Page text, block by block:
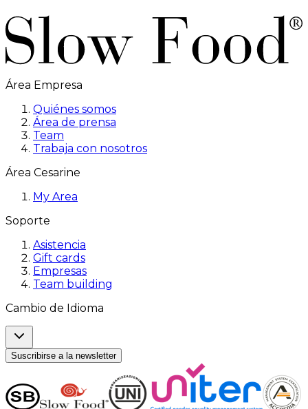
Área Empresa
Quiénes somos
Área de prensa
Team
Trabaja con nosotros
Área Cesarine
My Area
Soporte
Asistencia
Gift cards
Empresas
Team building
Cambio de Idioma
Suscribirse a la newsletter